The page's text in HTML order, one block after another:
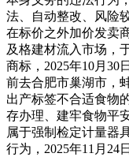
法、自动整改、风险
在标价之外加价发卖
及格建材流入市场，
商标，2025年10月30
前去合肥市巢湖市，
出产标签不合适食物
存办理、建牢食物平
属于强制检定计量器
行为，2025年11月24